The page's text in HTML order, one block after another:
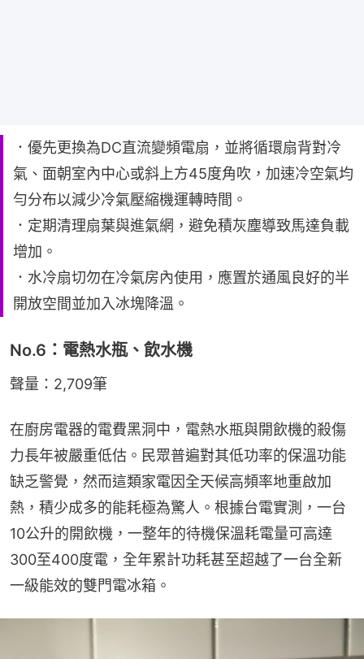
．優先更換為DC直流變頻電扇，並將循環扇背對冷
氣、面朝室內中心或斜上方45度角吹，加速冷空氣均
勻分布以減少冷氣壓縮機運轉時間。
．定期清理扇葉與進氣網，避免積灰塵導致馬達負載
增加。
．水冷扇切勿在冷氣房內使用，應置於通風良好的半
開放空間並加入冰塊降溫。
No.6：電熱水瓶、飲水機
聲量：2,709筆
在廚房電器的電費黑洞中，電熱水瓶與開飲機的殺傷
力長年被嚴重低估。民眾普遍對其低功率的保溫功能
缺乏警覺，然而這類家電因全天候高頻率地重啟加
熱，積少成多的能耗極為驚人。根據台電實測，一台
10公升的開飲機，一整年的待機保溫耗電量可高達
300至400度電，全年累計功耗甚至超越了一台全新
一級能效的雙門電冰箱。